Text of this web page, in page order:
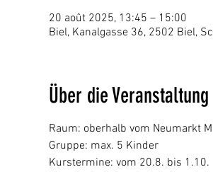
20 août 2025, 13:45 – 15:00
Biel, Kanalgasse 36, 2502 Biel,
Über die Veranstaltung
Raum: oberhalb vom Neumarkt
Gruppe: max. 5 Kinder
Kurstermine: vom 20.8. bis 1.10.